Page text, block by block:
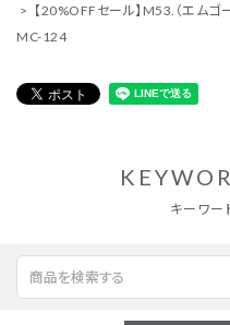
【20%OFFセール】M53.（エムゴ
MC-124
キーワー